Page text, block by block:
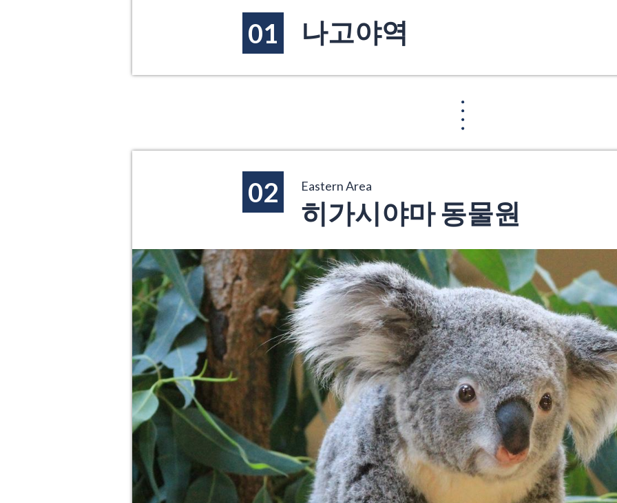
01 나고야역
02 Eastern Area
히가시야마 동물원